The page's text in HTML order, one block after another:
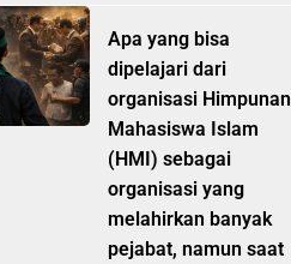
Apa yang bisa
dipelajari dari
organisasi Himpunan
Mahasiswa Islam
(HMI) sebagai
organisasi yang
melahirkan banyak
pejabat, namun saat